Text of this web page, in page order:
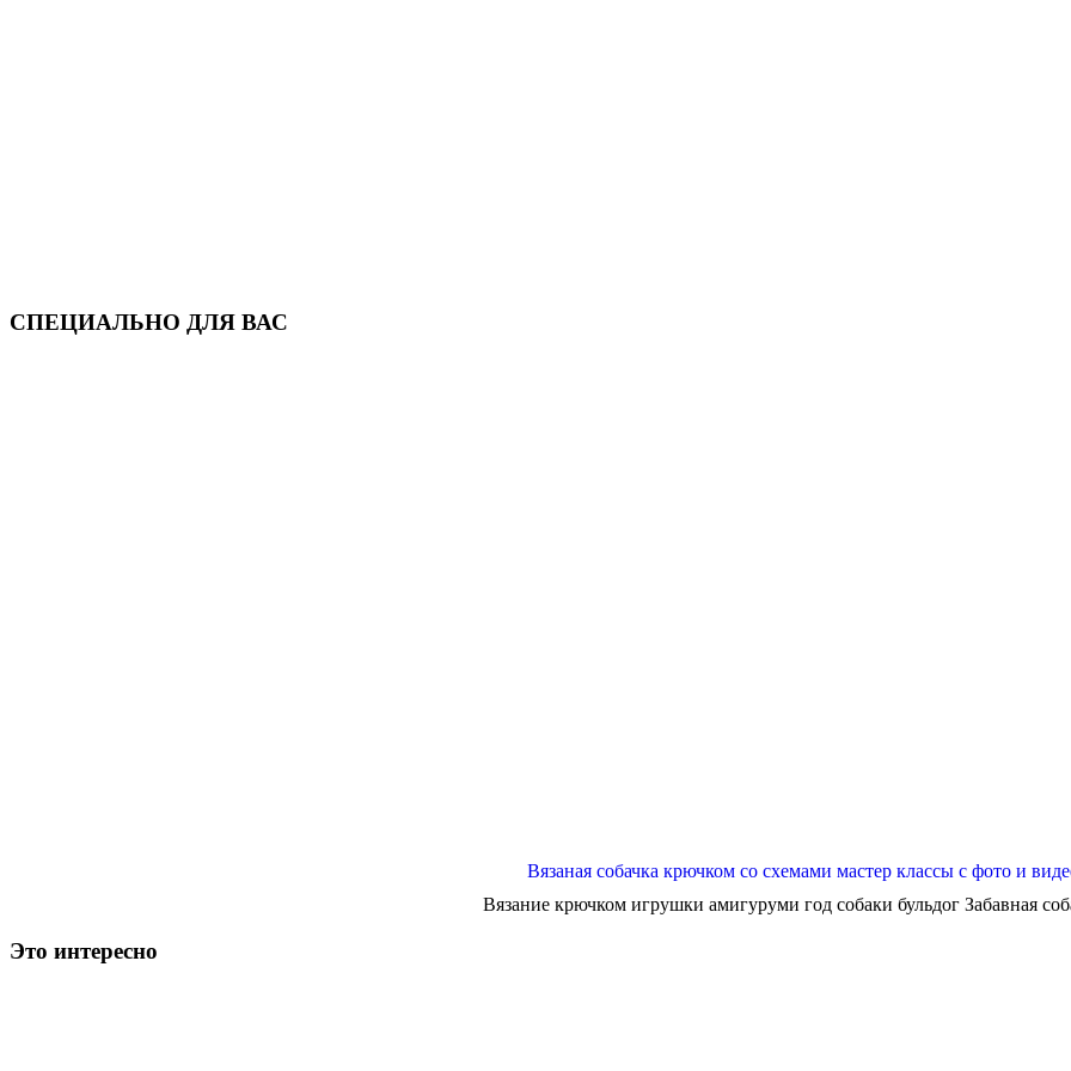
СПЕЦИАЛЬНО ДЛЯ ВАС
Вязаная собачка крючком со схемами мастер классы с фото и
Вязание крючком игрушки амигуруми год собаки бульдог Забавная
Это интересно